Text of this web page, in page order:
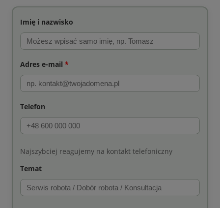
Imię i nazwisko
Adres e-mail *
Telefon
Najszybciej reagujemy na kontakt telefoniczny
Temat